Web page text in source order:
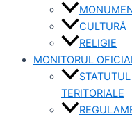
CULTURĂ
RELIGIE
MONITORUL
TERITORIALE